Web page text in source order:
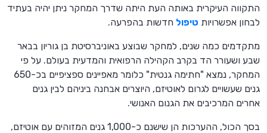
התקווה העיקרית באותה העת היתה שדרך המחקר ניתן יהיה בעתיד
לבחון אפשרויות טיפול חדשות בהפרעה.
מתקדמים כמה שנים, למחקר שבוצע באוניברסיטת בן גוריון בבאר
שבע ושעורר הד בקרב הקהילה הרפואית והמדעית בעולם. על פי
המחקר, נמצא "חתימה גנטית" כלומר מאפיינים ספציפיים בכ-650
גנים שעשויים לגרום לאוטיזם, היוצרים אבחנה ביניהם לבין גנים
אחרים המרכיבים את הגנום האנושי.
בסך הכול, ההערכות הן שישנם כ-1,000 גנים המזוהים עם אוטיזם,